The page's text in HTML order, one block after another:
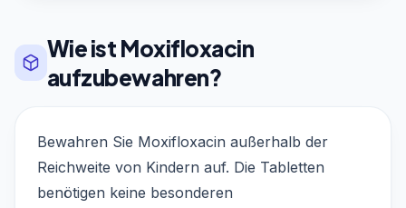
Wie ist Moxifloxacin
aufzubewahren?
Bewahren Sie Moxifloxacin außerhalb der
Reichweite von Kindern auf. Die Tabletten
benötigen keine besonderen